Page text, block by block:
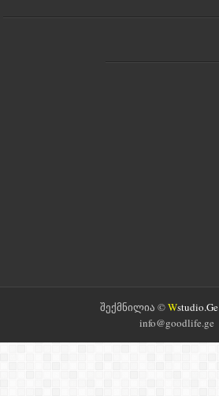
შექმნილია ©Wstudio.Ge
info@goodlife.ge